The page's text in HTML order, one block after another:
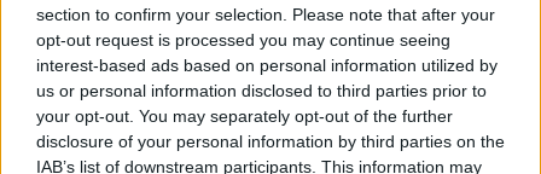
section to confirm your selection. Please note that after your
opt-out request is processed you may continue seeing
interest-based ads based on personal information utilized by
us or personal information disclosed to third parties prior to
your opt-out. You may separately opt-out of the further
disclosure of your personal information by third parties on the
IAB’s list of downstream participants. This information may
SOS (Șoșoacă)
POT (Gavrilă)
PACE (Peia)
Acțiunea Conservatoare (Târziu)
PDF (Lazarus)